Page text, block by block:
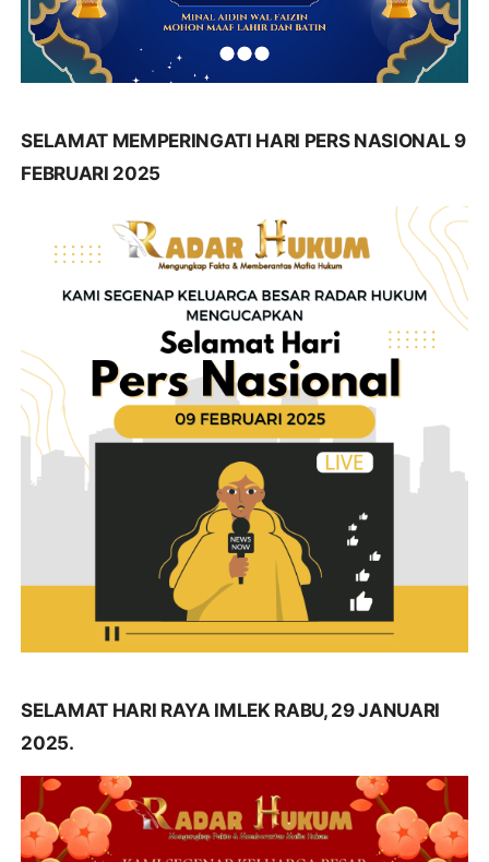
SELAMAT MEMPERINGATI HARI PERS NASIONAL 9
FEBRUARI 2025
SELAMAT HARI RAYA IMLEK RABU, 29 JANUARI
2025.